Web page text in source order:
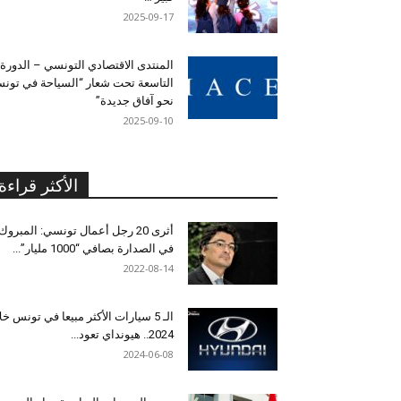
2025-09-17
المنتدى الاقتصادي التونسي – الدورة
التاسعة تحت شعار “السياحة في
نحو آفاق جديدة”
2025-09-10
الأكثر
أثرى 20 رجل أعمال تونسي:
في الصدارة بصافي “1000 مليار”...
2022-08-14
الـ 5 سيارات الأكثر مبيعا في تونس
2024.. هيونداي تعود...
2024-06-08